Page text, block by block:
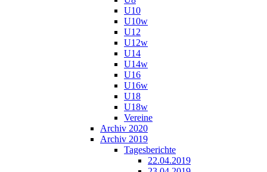
U10
U10w
U12
U12w
U14
U14w
U16
U16w
U18
U18w
Vereine
Archiv 2020
Archiv 2019
Tagesberichte
22.04.2019